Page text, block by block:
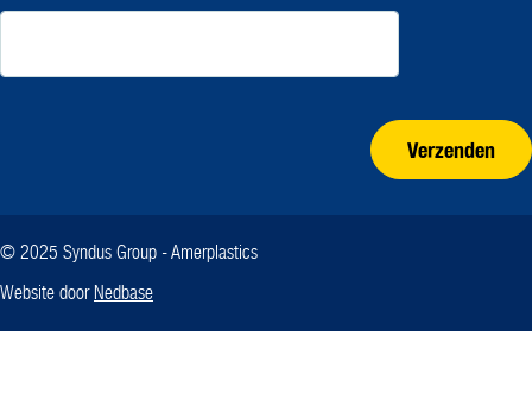
Verzenden
© 2025 Syndus Group - Amerplastics
Website door Nedbase